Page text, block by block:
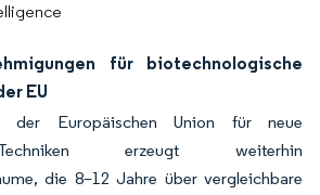
für biotechnologische
EU
der Europäischen Union für neue
erzeugt weiterhin
die 8–12 Jahre über vergleichbare